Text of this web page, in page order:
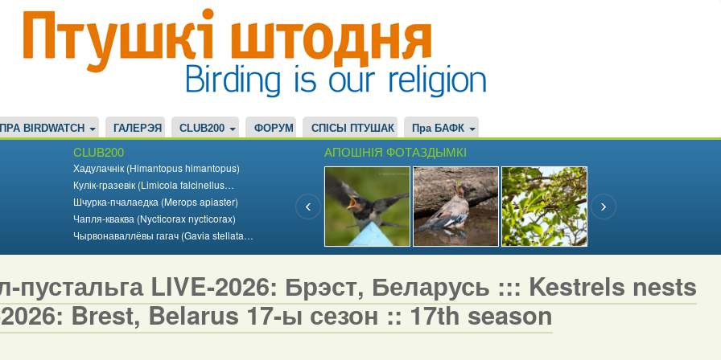
ПРА BIRDWATCH ГАЛЕРЭЯ CLUB200 ФОРУМ СПІСЫ ПТУШАК Пра БАФК
CLUB200
Хадулачнік (Himantopus himantopus)
Кулік-гразевік (Limicola falcinellus…
Шчурка-пчалаедка (Merops apiaster)
Чапля-кваква (Nycticorax nycticorax)
Чырвонаваллёвы гагач (Gavia stellata…
АПОШНІЯ ФОТАЗДЫМКІ
пустальга LIVE-2026: Брэст, Беларусь ::: Kestrels nests
Brest, Belarus 17-ы сезон :: 17th season